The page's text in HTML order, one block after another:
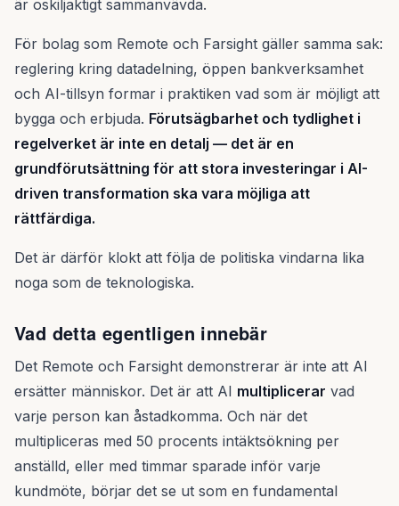
är oskiljaktigt sammanvävda.
För bolag som Remote och Farsight gäller samma sak:
reglering kring datadelning, öppen bankverksamhet
och AI-tillsyn formar i praktiken vad som är möjligt att
bygga och erbjuda. Förutsägbarhet och tydlighet i
regelverket är inte en detalj — det är en
grundförutsättning för att stora investeringar i AI-
driven transformation ska vara möjliga att
rättfärdiga.
Det är därför klokt att följa de politiska vindarna lika
noga som de teknologiska.
Vad detta egentligen innebär
Det Remote och Farsight demonstrerar är inte att AI
ersätter människor. Det är att AI multiplicerar vad
varje person kan åstadkomma. Och när det
multipliceras med 50 procents intäktsökning per
anställd, eller med timmar sparade inför varje
kundmöte, börjar det se ut som en fundamental